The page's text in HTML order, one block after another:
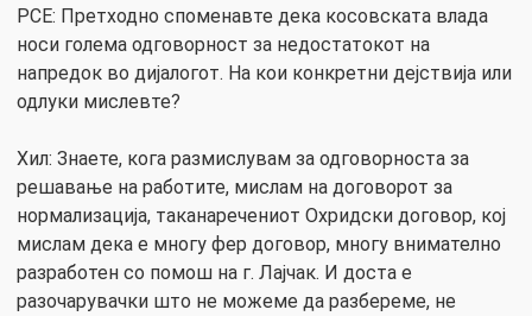
РСЕ: Претходно споменавте дека косовската влада
носи голема одговорност за недостатокот на
напредок во дијалогот. На кои конкретни дејствија или
одлуки мислевте?
Хил: Знаете, кога размислувам за одговорноста за
решавање на работите, мислам на договорот за
нормализација, таканаречениот Охридски договор, кој
мислам дека е многу фер договор, многу внимателно
разработен со помош на г. Лајчак. И доста е
разочарувачки што не можеме да разбереме, не